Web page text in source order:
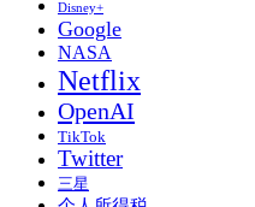
Disney+
Google
NASA
Netflix
OpenAI
TikTok
Twitter
三星